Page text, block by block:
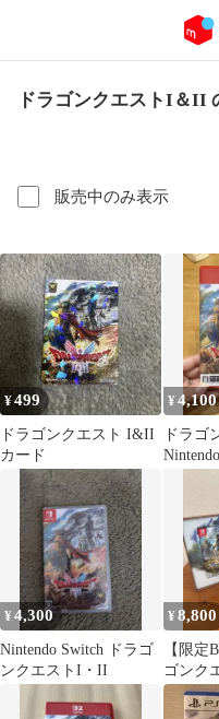
ドラゴンクエストI＆II
販売中のみ表示
¥499
ドラゴンクエスト I&II
カード
¥4,100
ドラゴ
¥4,300
Nintendo Switch ドラゴ
ンクエストI・II
¥8,800
【限定
ゴンク
switch